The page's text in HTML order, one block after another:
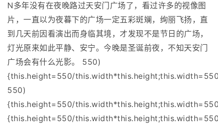
N多年没有在夜晚路过天安门广场了，看过许多的视像图
片，一直以为夜暮下的广场一定五彩斑斓，绚丽飞扬，直
到几天前因看演出而身临其境，才发现不是节日的广场，
灯光原来如此平静、安宁。今晚是圣诞前夜，不知天安门
广场会有什么光影。 550)
{this.height=550/
550)
{this.height=550/
{this.height=550/